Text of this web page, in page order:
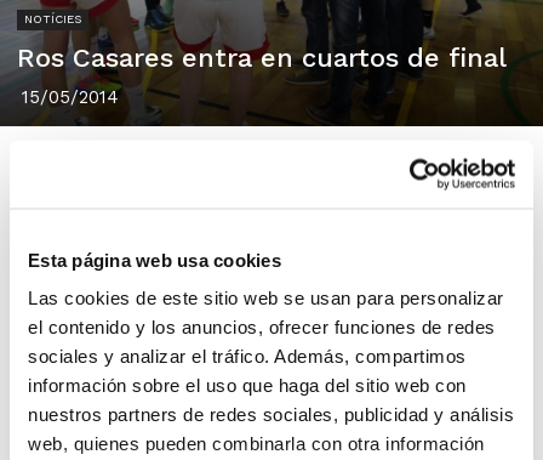
Esta página web usa cookies
Las cookies de este sitio web se usan para personalizar
el contenido y los anuncios, ofrecer funciones de redes
sociales y analizar el tráfico. Además, compartimos
información sobre el uso que haga del sitio web con
nuestros partners de redes sociales, publicidad y análisis
web, quienes pueden combinarla con otra información
NOTÍCIES
Ros Casares entra en cuartos de final
15/05/2014
Ros Casares Valencia buscará este jueves los cuartos
tras superar el cruce de octavos.
Ros Casaressuperó con claridad a CEBA Guadalajara
44-84) y ahora se medirá en cuartos de final a Basket
Almeda (20´00 h.).